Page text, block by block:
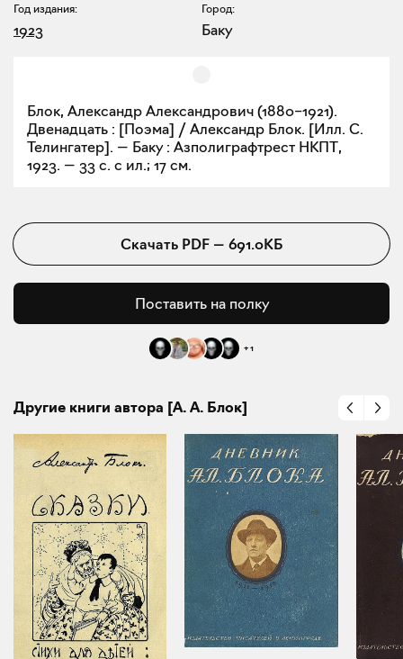
Год издания:
1923
Город:
Баку
Блок, Александр Александрович (1880–1921).
Двенадцать : [Поэма] / Александр Блок. [Илл. С.
Телингатер]. — Баку : Азполиграфтрест НКПТ,
1923. — 33 с. с ил.; 17 см.
Скачать PDF — 691.0KБ
Поставить на полку
+1
Другие книги автора [А. А. Блок]